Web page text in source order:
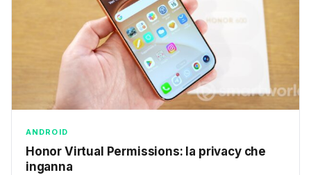
ANDROID
Honor Virtual Permissions: la privacy che
inganna